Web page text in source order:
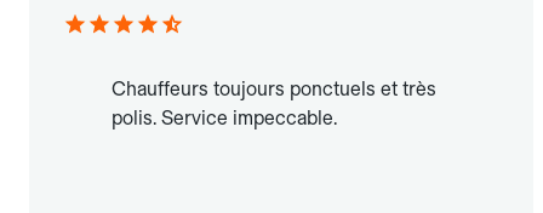
Chauffeurs toujours ponctuels et très
polis. Service impeccable.